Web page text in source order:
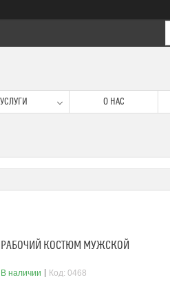
О НАС
РАБОЧИЙ КОСТЮМ МУЖСКОЙ
В наличии Код: 0468